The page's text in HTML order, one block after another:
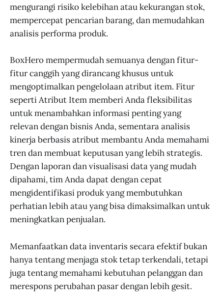
mengurangi risiko kelebihan atau kekurangan stok,
mempercepat pencarian barang, dan memudahkan
analisis performa produk.
BoxHero mempermudah semuanya dengan fitur-
fitur canggih yang dirancang khusus untuk
mengoptimalkan pengelolaan atribut item. Fitur
seperti Atribut Item memberi Anda fleksibilitas
untuk menambahkan informasi penting yang
relevan dengan bisnis Anda, sementara analisis
kinerja berbasis atribut membantu Anda memahami
tren dan membuat keputusan yang lebih strategis.
Dengan laporan dan visualisasi data yang mudah
dipahami, tim Anda dapat dengan cepat
mengidentifikasi produk yang membutuhkan
perhatian lebih atau yang bisa dimaksimalkan untuk
meningkatkan penjualan.
Memanfaatkan data inventaris secara efektif bukan
hanya tentang menjaga stok tetap terkendali, tetapi
juga tentang memahami kebutuhan pelanggan dan
merespons perubahan pasar dengan lebih gesit.